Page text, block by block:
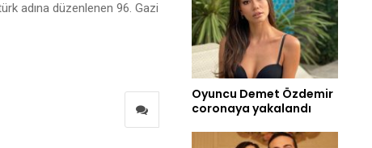
adına düzenlenen 96. Gazi
Oyuncu Demet Özdemir
coronaya yakalandı